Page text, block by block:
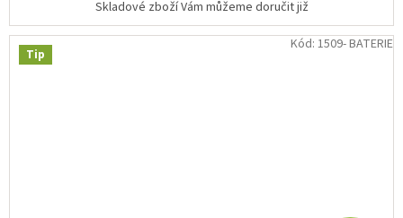
Skladové zboží Vám můžeme doručit již
Tip
Kód: 1509- BATERIE